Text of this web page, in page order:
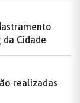
Cidade
realizadas